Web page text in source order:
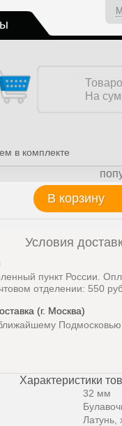
На
в комплекте
В корзину
Условия
пункт России.
отделении: 550
(г. Москва)
Характеристики
32 мм
Латунь,